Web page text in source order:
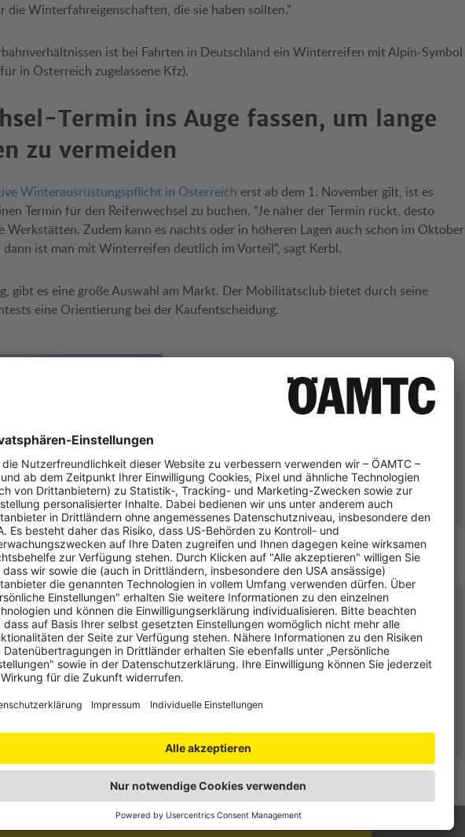
die Winterfahreigenschaften, die sie haben sollten."
ist bei Fahrten in Deutschland ein Winterreifen mit Alpin-Symbol
in Österreich zugelassene Kfz).
Termin ins Auge fassen, um lange
zu vermeiden
Winterausrüstungspflicht in Österreich erst ab dem 1. November gilt, ist es
Termin für den Reifenwechsel zu buchen. "Je näher der Termin rückt, desto
Werkstätten. Zudem kann es nachts oder in höheren Lagen auch schon im Oktober
ist man mit Winterreifen deutlich im Vorteil", sagt Kerbl.
gibt es eine große Auswahl am Markt. Der Mobilitätsclub bietet durch seine
eine Orientierung bei der Kaufentscheidung.
Winterreifentest 2025
Insgesamt 31 Modelle der Dimension 225/40 R18
Die Ergebnisse im Detail
Situative …
Vom 1. November bis 15. April gilt in Österreich
eine witterungsabhängige
Winterausrüstungspflicht.